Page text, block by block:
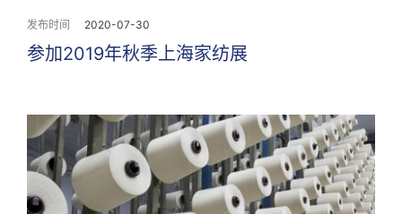
发布时间 2020-07-30
参加2019年秋季上海家纺展